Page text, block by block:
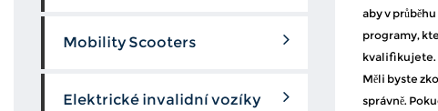
Mobility Scooters
Elektrické invalidní vozíky
aby v
programy,
kvalifikujete.
Měli byste
správně.